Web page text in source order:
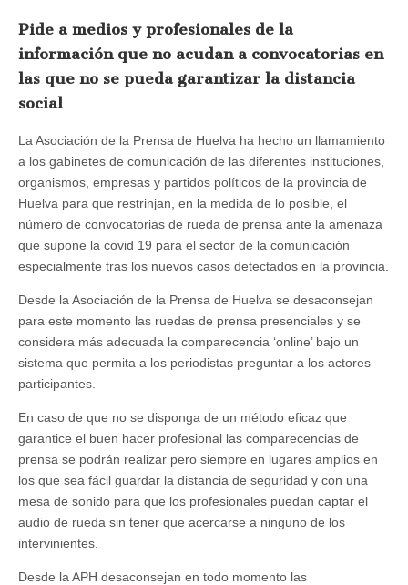
ruedas
prensa
extremar
los
periodistas
los
nuevos
por
coronavirus
Pide a medios y profesionales de la
información que no acudan a convocatorias en
las que no se pueda garantizar la distancia
social
La Asociación de la Prensa de Huelva ha hecho un llamamiento
a los gabinetes de comunicación de las diferentes instituciones,
organismos, empresas y partidos políticos de la provincia de
Huelva para que restrinjan, en la medida de lo posible, el
número de convocatorias de rueda de prensa ante la amenaza
que supone la covid 19 para el sector de la comunicación
especialmente tras los nuevos casos detectados en la provincia.
Desde la Asociación de la Prensa de Huelva se desaconsejan
para este momento las ruedas de prensa presenciales y se
considera más adecuada la comparecencia ‘online’ bajo un
sistema que permita a los periodistas preguntar a los actores
participantes.
En caso de que no se disponga de un método eficaz que
garantice el buen hacer profesional las comparecencias de
prensa se podrán realizar pero siempre en lugares amplios en
los que sea fácil guardar la distancia de seguridad y con una
mesa de sonido para que los profesionales puedan captar el
audio de rueda sin tener que acercarse a ninguno de los
intervinientes.
Desde la APH desaconsejan en todo momento las